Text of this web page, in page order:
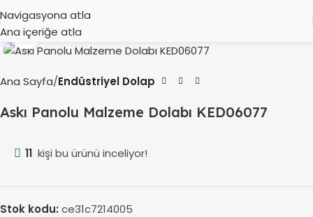
Navigasyona atla
Ana içeriğe atlaBüyütmek için tıklayın
Ana Sayfa Endüstriyel Dolap
Askı Panolu Malzeme Dolabı KED06077
11 kişi bu ürünü inceliyor!
Stok kodu: ce31c7214005